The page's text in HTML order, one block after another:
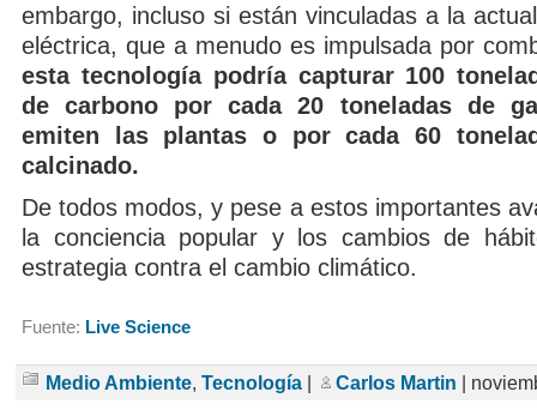
embargo, incluso si están vinculadas a la
eléctrica, que a menudo es impulsada por
esta tecnología podría capturar 100
de carbono por cada 20 toneladas de
emiten las plantas o por cada 60
calcinado.
De todos modos, y pese a estos importantes
la conciencia popular y los cambios de
estrategia contra el cambio climático.
Fuente: Live Science
Medio Ambiente, Tecnología Carlos Martin |